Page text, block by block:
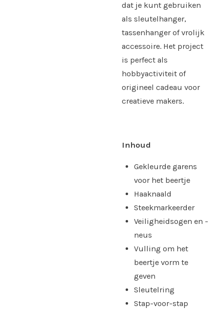
dat je kunt gebruiken
als sleutelhanger,
tassenhanger of vrolijk
accessoire. Het project
is perfect als
hobbyactiviteit of
origineel cadeau voor
creatieve makers.
Inhoud
Gekleurde garens
voor het beertje
Haaknaald
Steekmarkeerder
Veiligheidsogen en -
neus
Vulling om het
beertje vorm te
geven
Sleutelring
Stap-voor-stap